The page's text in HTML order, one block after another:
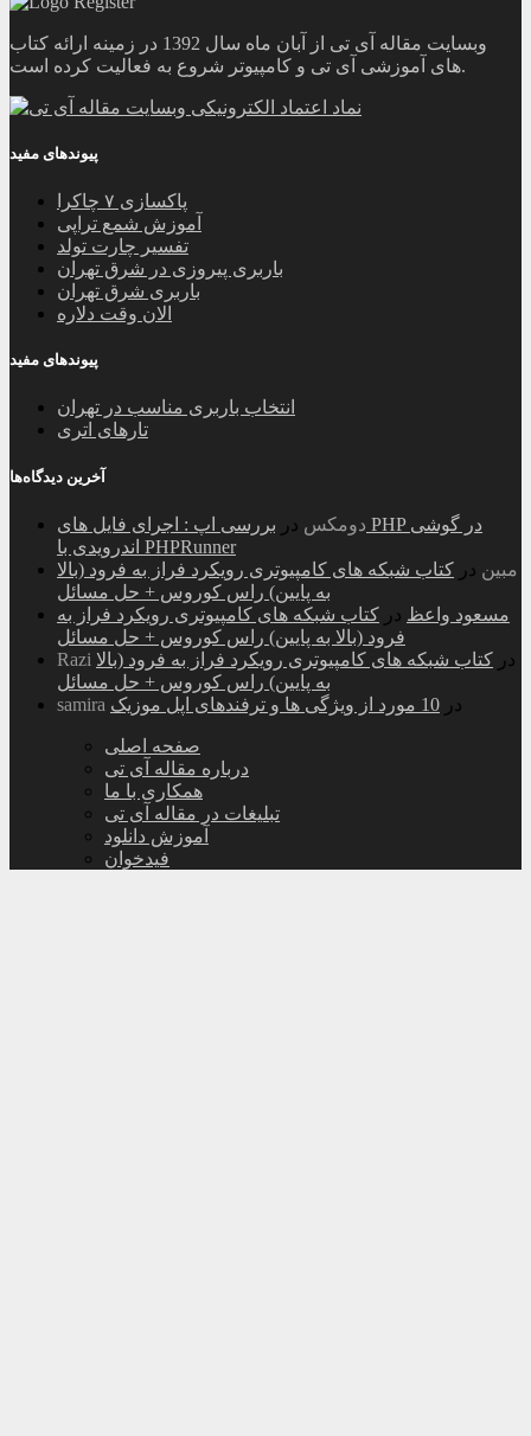
وبسایت مقاله آی تی از آبان ماه سال 1392 در زمینه ارائه کتاب
های آموزشی آی تی و کامپیوتر شروع به فعالیت کرده است.
پیوندهای مفید
پاکسازی ۷ چاکرا
آموزش شمع تراپی
تفسیر چارت تولد
باربری پیروزی در شرق تهران
باربری شرق تهران
الان وقت دلاره
پیوندهای مفید
انتخاب باربری مناسب در تهران
تارهای اتری
آخرین دیدگاه‌ها
دومکس در بررسی اپ : اجرای فایل های PHP در گوشی
اندرویدی با PHPRunner
مبین در کتاب شبکه های کامپیوتری رویکرد فراز به فرود (بالا
به پایین) راس کوروس + حل مسائل
مسعود واعظ در کتاب شبکه های کامپیوتری رویکرد فراز به
فرود (بالا به پایین) راس کوروس + حل مسائل
Razi
در کتاب شبکه های کامپیوتری رویکرد فراز به فرود (بالا
به پایین) راس کوروس + حل مسائل
samira
در 10 مورد از ویژگی ها و ترفندهای اپل موزیک
صفحه اصلی
درباره مقاله آی تی
همکاری با ما
تبلیغات در مقاله آی تی
آموزش دانلود
فیدخوان